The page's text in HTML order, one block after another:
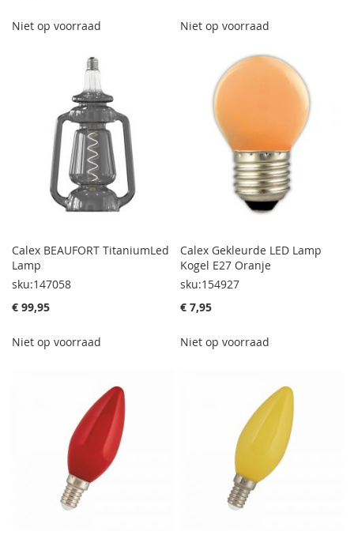
Niet op voorraad Niet op voorraad
Calex BEAUFORT TitaniumLed
Lamp
sku:147058
€ 99,95
Niet op voorraad
Calex Gekleurde LED Lamp
Kogel E27 Oranje
sku:154927
€ 7,95
Niet op voorraad